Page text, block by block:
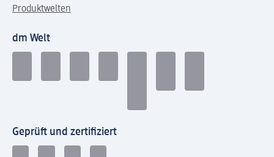
Produktwelten
dm Welt
Geprüft und zertifiziert